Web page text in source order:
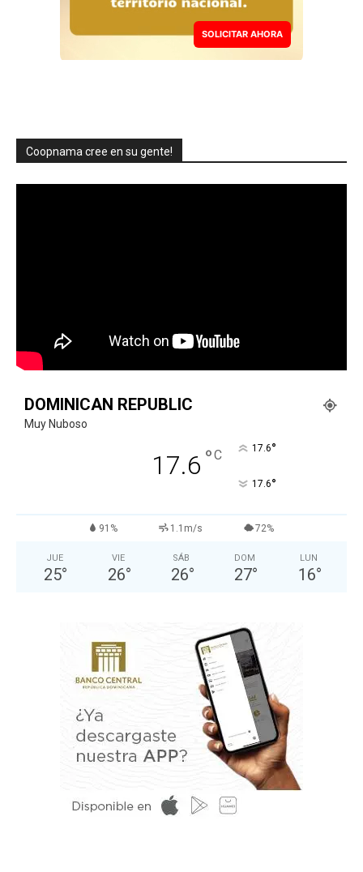
SOLICITAR AHORA
Coopnama cree en su gente!
DOMINICAN REPUBLIC
Muy Nuboso
17.6 °C 17.6°
17.6°
91% 1.1m/s 72%
JUE
25°
VIE
26°
SÁB
26°
DOM
27°
LUN
16°